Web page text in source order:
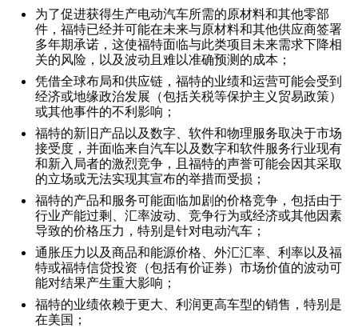
为了促进获得生产电动汽车所需的原材料和其他零部
件，福特已经并可能在未来与原材料和其他供应商签署
多年期承诺，这使福特面临与此类项目未来需求下降相
关的风险，以及波动且难以准确预测的成本；
凭借全球布局和供应链，福特的业绩和运营可能会受到
经济或地缘政治发展（包括关税等保护主义贸易政策）
或其他事件的不利影响；
福特的新旧产品以及数字、软件和物理服务取决于市场
接受度，并面临来自汽车以及数字和软件服务行业现有
和新入局者的激烈竞争，且福特的声誉可能会因其采取
的立场或无法实现其宣布的举措而受损；
福特的产品和服务可能面临加剧的价格竞争，包括由于
行业产能过剩、汇率波动、竞争行为或经济或其他因素
导致的价格压力，特别是针对电动汽车；
通胀压力以及商品和能源价格、外汇汇率、利率以及福
特或福特信贷投资（包括有价证券）市场价值的波动可
能对结果产生重大影响；
福特的业绩依赖于更大、利润更高车型的销售，特别是
在美国；